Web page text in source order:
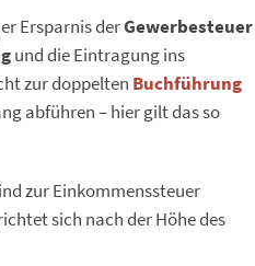
Ersparnis derGewerbesteuer
und die Eintragung ins
zur doppelten Buchführung
abführen – hier gilt das so
zur Einkommenssteuer
sich nach der Höhe des